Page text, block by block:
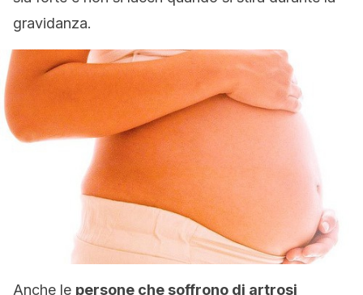
gravidanza.
Anche le persone che soffrono di artrosi